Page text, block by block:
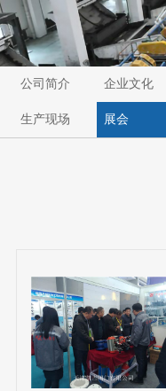
公司简介 企业文化
生产现场 展会